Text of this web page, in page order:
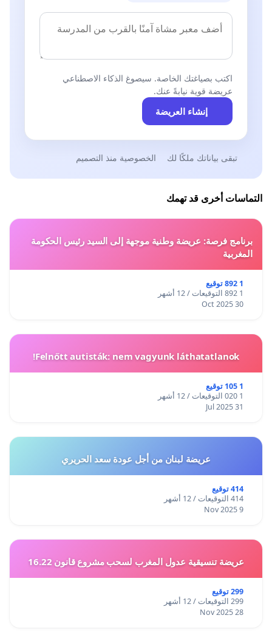
اكتب بصياغتك الخاصة. سيصوغ الذكاء الاصطناعي
عريضة قوية نيابةً عنك.
إنشاء العريضة
تبقى بياناتك ملكًا لك الخصوصية منذ التصميم
التماسات أخرى قد تهمك
برنامج فرصة: عريضة وطنية موجهة إلى السيد رئيس الحكومة
المغربية
1 892 توقيع
1 892 التوقيعات / 12 أشهر
30 Oct 2025
Felnőtt autisták: nem vagyunk láthatatlanok!
1 105 توقيع
1 020 التوقيعات / 12 أشهر
31 Jul 2025
عريضة لبنان من أجل عودة سعد الحريري
414 توقيع
414 التوقيعات / 12 أشهر
9 Nov 2025
عريضة تنسيقية عدول المغرب لسحب مشروع قانون 16.22
299 توقيع
299 التوقيعات / 12 أشهر
28 Nov 2025